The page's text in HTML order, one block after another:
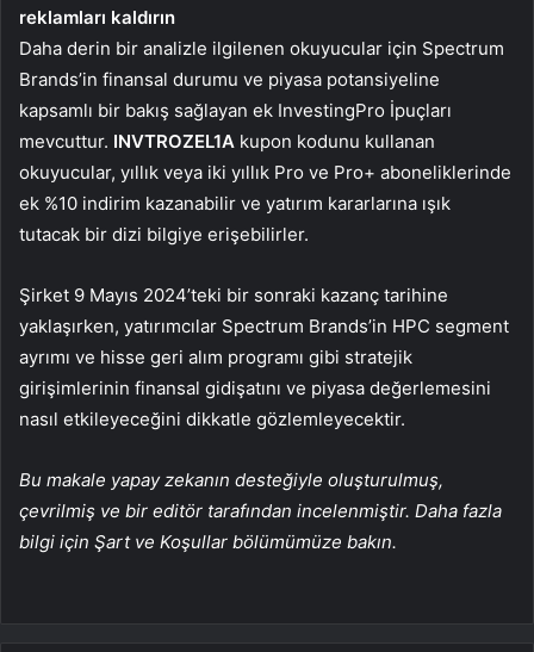
reklamları kaldırın
Daha derin bir analizle ilgilenen okuyucular için Spectrum
Brands’in finansal durumu ve piyasa potansiyeline
kapsamlı bir bakış sağlayan ek InvestingPro İpuçları
mevcuttur. INVTROZEL1A kupon kodunu kullanan
okuyucular, yıllık veya iki yıllık Pro ve Pro+ aboneliklerinde
ek %10 indirim kazanabilir ve yatırım kararlarına ışık
tutacak bir dizi bilgiye erişebilirler.
Şirket 9 Mayıs 2024’teki bir sonraki kazanç tarihine
yaklaşırken, yatırımcılar Spectrum Brands’in HPC segment
ayrımı ve hisse geri alım programı gibi stratejik
girişimlerinin finansal gidişatını ve piyasa değerlemesini
nasıl etkileyeceğini dikkatle gözlemleyecektir.
Bu makale yapay zekanın desteğiyle oluşturulmuş,
çevrilmiş ve bir editör tarafından incelenmiştir. Daha fazla
bilgi için Şart ve Koşullar bölümümüze bakın.